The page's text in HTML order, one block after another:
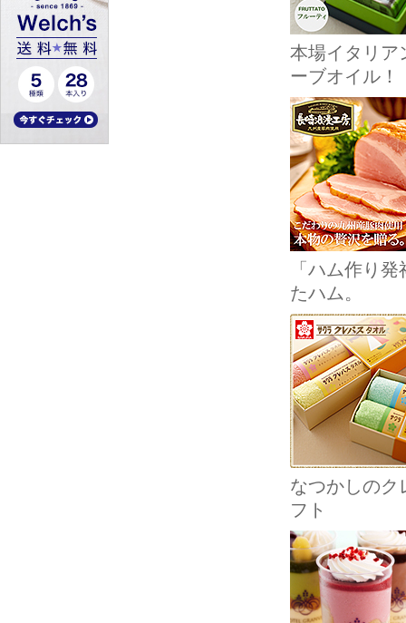
本場イタリア
ーブオイル！
「ハム作り
たハム。
なつかしのク
フト